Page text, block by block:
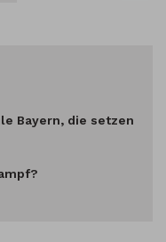
Bayern, die setzen